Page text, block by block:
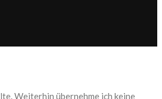
Weiterhin übernehme ich keine